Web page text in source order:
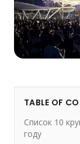
TABLE OF
Список 10
году